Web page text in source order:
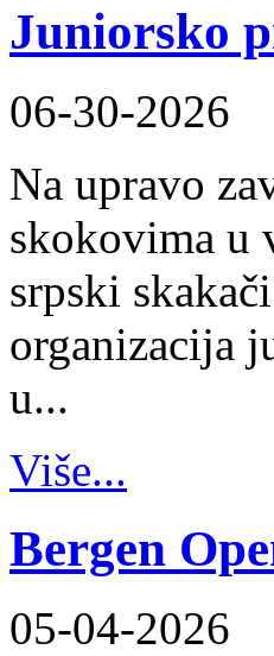
Juniorsko
06-30-2026
Na upravo
skokovima u
srpski
organizacija
u...
Više...
Bergen
05-04-2026